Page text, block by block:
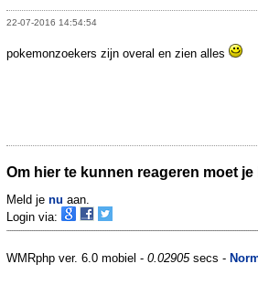
22-07-2016 14:54:54
pokemonzoekers zijn overal en zien alles
Om hier te kunnen reageren moet je
Meld je nu aan.
Login via:
WMRphp ver. 6.0 mobiel - 0.02905secs -